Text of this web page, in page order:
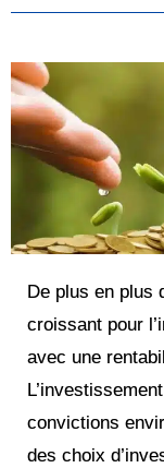
De plus en plus
croissant pour
avec une
convictions
des choix